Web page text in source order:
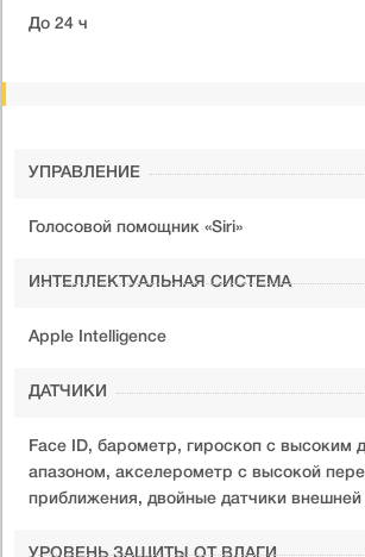
До 24 ч
УПРАВЛЕНИЕ
Голосовой помощник «Siri»
ИНТЕЛЛЕКТУАЛЬНАЯ СИСТЕМА
Apple Intelligence
ДАТЧИКИ
Face ID, барометр, гироскоп с высоким
апазоном, акселерометр с высокой
приближения, двойные датчики